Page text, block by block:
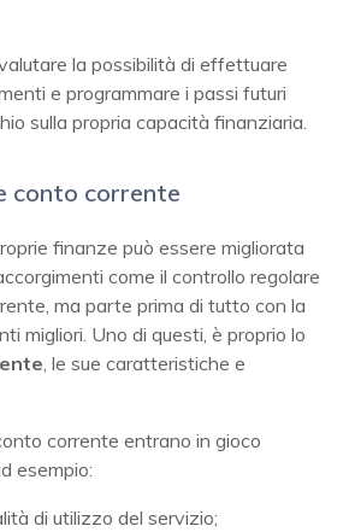
valutare la possibilità di effettuare
e programmare i passi futuri
sulla propria capacità finanziaria.
conto corrente
finanze può essere migliorata
come il controllo regolare
ma parte prima di tutto con la
migliori. Uno di questi, è proprio lo
, le sue caratteristiche e
corrente entrano in gioco
esempio:
di utilizzo del servizio;